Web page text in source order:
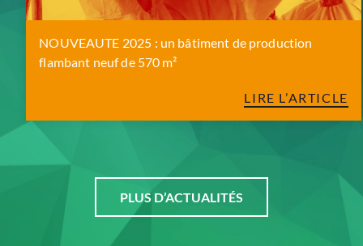
NOUVEAUTE 2025 : un bâtiment de production
flambant neuf de 570 m²
LIRE L’ARTICLE
PLUS D’ACTUALITÉS